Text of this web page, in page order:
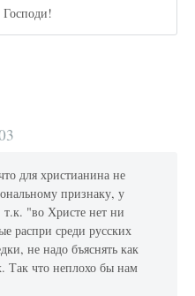
для христианина не
признаку, у
т.к. "во Христе нет ни
распри среди русских
не надо бъяснять как
Так что неплохо бы нам